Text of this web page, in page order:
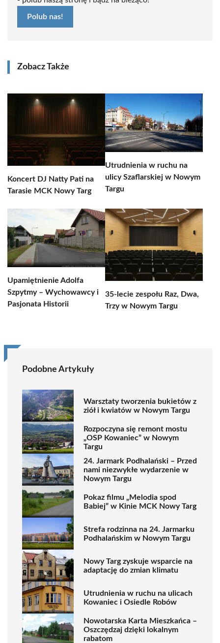
Polub nas!
Zobacz Także
Koncert DJ Natty Pati na
Tarasie MCK Nowy Targ
Utrudnienia w ruchu na
ulicy Szaflarskiej w Nowym
Targu
Upamiętnienie Adolfa
Szpytmy – Wychowawcy i
Pasjonata Historii
35-lecie zespołu Raz, Dwa,
Trzy w Nowym Targu
Podobne Artykuły
Warsztaty tworzenia bukietów z
ziół i kwiatów w Nowym Targu
Rozpoczyna się remont mostu
„OSP Kowaniec” w Nowym
Targu
24. Jarmark Podhalański – Przed
nami niezwykłe wydarzenie w
Nowym Targu
Pokaz filmu „Melodia spod
Babiej” w Kinie MCK Nowy Targ
Strefa rodzinna na 24. Jarmarku
Podhalańskim w Nowym Targu
Nowy Targ zyskuje wsparcie na
adaptację do zmian klimatu
Utrudnienia w ruchu na ulicach
Kowaniec i Osiedle Robów
Nowotarska Karta Mieszkańca –
Oszczędzaj dzięki lokalnym
rabatom